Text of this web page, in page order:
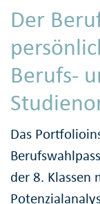
Der
Berufs-
Das
der 8. Klassen